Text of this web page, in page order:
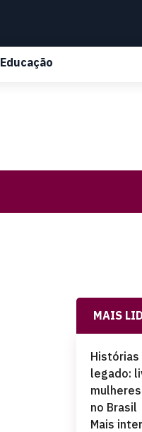
Educação
MAIS
Histórias
legado:
no Brasil
Mais